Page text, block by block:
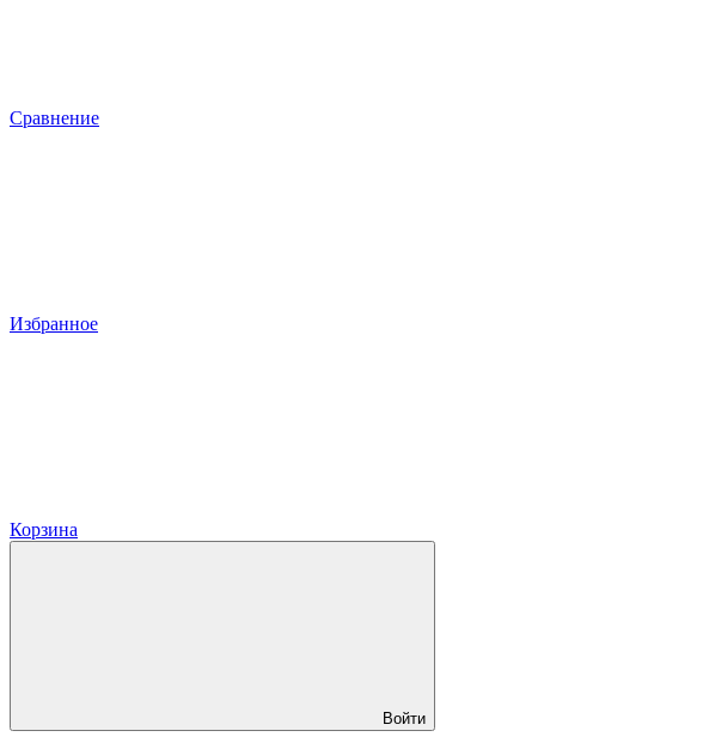
Сравнение
Избранное
Корзина
Войти